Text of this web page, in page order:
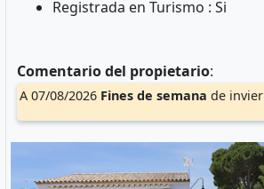
Registrada en Turismo : Si
Comentario del propietario:
A 07/08/2026 Fines de semana de